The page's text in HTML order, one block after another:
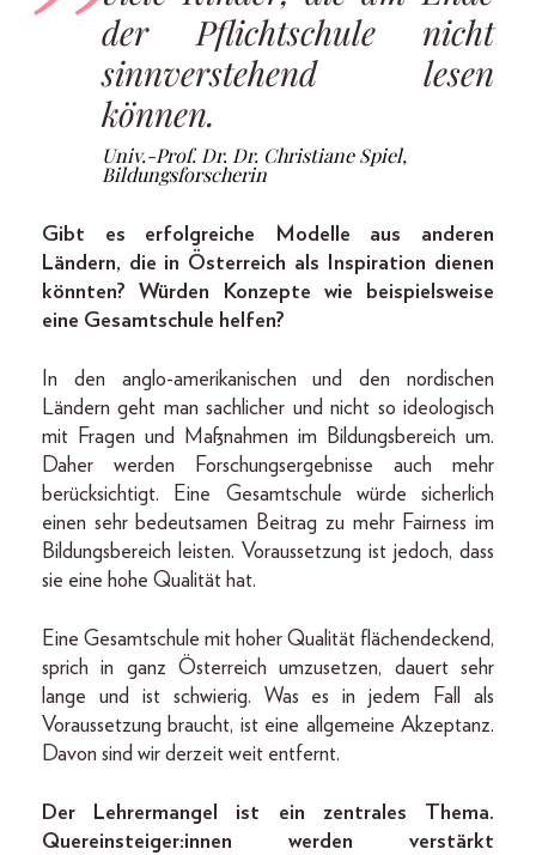
der Pflichtschule nicht
sinnverstehend lesen
können.
Univ.-Prof. Dr. Dr. Christiane Spiel,
Bildungsforscherin
Gibt es erfolgreiche Modelle aus anderen
Ländern, die in Österreich als Inspiration dienen
könnten? Würden Konzepte wie beispielsweise
eine Gesamtschule helfen?
In den anglo-amerikanischen und den nordischen
Ländern geht man sachlicher und nicht so ideologisch
mit Fragen und Maßnahmen im Bildungsbereich um.
Daher werden Forschungsergebnisse auch mehr
berücksichtigt. Eine Gesamtschule würde sicherlich
einen sehr bedeutsamen Beitrag zu mehr Fairness im
Bildungsbereich leisten. Voraussetzung ist jedoch, dass
sie eine hohe Qualität hat.
Eine Gesamtschule mit hoher Qualität flächendeckend,
sprich in ganz Österreich umzusetzen, dauert sehr
lange und ist schwierig. Was es in jedem Fall als
Voraussetzung braucht, ist eine allgemeine Akzeptanz.
Davon sind wir derzeit weit entfernt.
Der Lehrermangel ist ein zentrales Thema.
Quereinsteiger:innen werden verstärkt